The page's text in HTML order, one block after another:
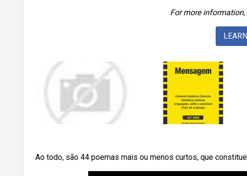
For more
Ao todo, são 44 poemas mais ou menos curtos, que